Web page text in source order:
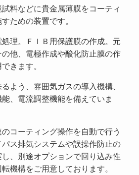
料などに貴金属薄膜をコーティ
ための装置です。
理。ＦＩＢ用保護膜の作成。元
他、電極作成や酸化防止膜の作
きます。
よう、雰囲気ガスの導入機構、
、電流調整機能を備えていま
コーティング操作を自動で行う
ス排気システムや誤操作防止の
、別途オプションで回り込み性
機構をご用意しております。